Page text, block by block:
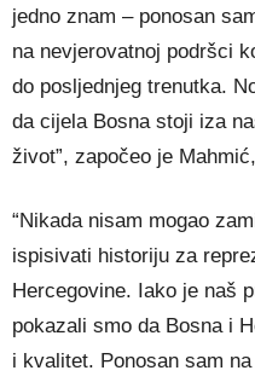
jedno znam – ponosan
na nevjerovatnoj podršci
do posljednjeg trenutka.
da cijela Bosna stoji iza
život”, započeo je
“Nikada nisam mogao
ispisivati historiju za
Hercegovine. Iako je naš
pokazali smo da Bosna i
i kvalitet. Ponosan sam